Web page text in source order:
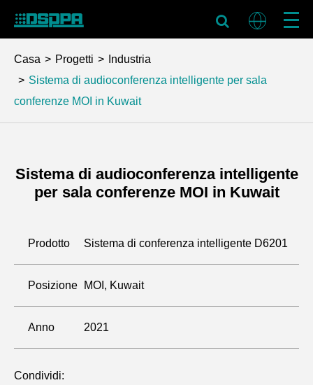
Casa Progetti
Industria
Sistema di audioconferenza intelligente per sala
conferenze MOI in Kuwait
Sistema di audioconferenza intelligente
per sala conferenze MOI in Kuwait
Prodotto Sistema di conferenza intelligente D6201
Posizione MOI, Kuwait
Anno 2021
Condividi: